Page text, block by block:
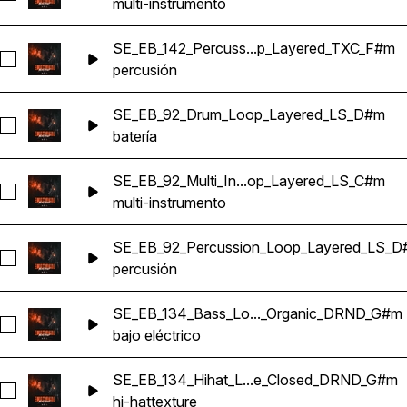
multi-instrumento
Seleccionar SE_EB_142_Percussion_Loop_Layered_TXC_F#m
SE_EB_142_Percuss...p_Layered_TXC_F#m
percusión
Seleccionar SE_EB_92_Drum_Loop_Layered_LS_D#m
SE_EB_92_Drum_Loop_Layered_LS_D#m
batería
Seleccionar
SE_EB_92_Multi_In...op_Layered_LS_C#m
multi-instrumento
Seleccionar SE_EB_92_Percussion_Loop_Layered_LS_D#m
percusión
Seleccionar
SE_EB_134_Bass_Lo..._Organic_DRND_G#m
bajo eléctrico
Seleccionar
SE_EB_134_Hihat_L...e_Closed_DRND_G#m
hi-hattexture